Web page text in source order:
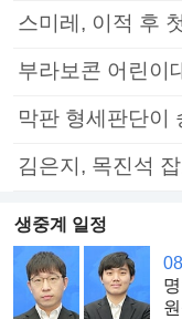
스미레, 이적 후
부라보콘 어린이
막판 형세판단이
김은지, 목진석
생중계 일정